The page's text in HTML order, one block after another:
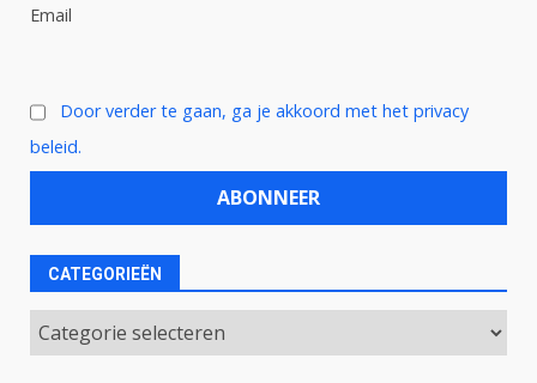
Email
Door verder te gaan, ga je akkoord met het privacy
beleid.
CATEGORIEËN
Categorieën